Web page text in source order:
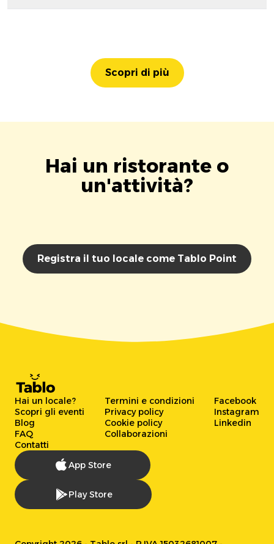
Scopri di più
Hai un ristorante o
un'attività?
Registra il tuo locale come Tablo Point
Hai un locale?
Scopri gli eventi
Blog
FAQ
Contatti
Termini e condizioni
Privacy policy
Cookie policy
Collaborazioni
Facebook
Instagram
Linkedin
App Store
Play Store